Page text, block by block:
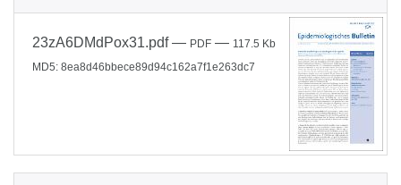
23zA6DMdPox31.pdf— PDF — 117.5 Kb
MD5: 8ea8d46bbece89d94c162a7f1e263dc7